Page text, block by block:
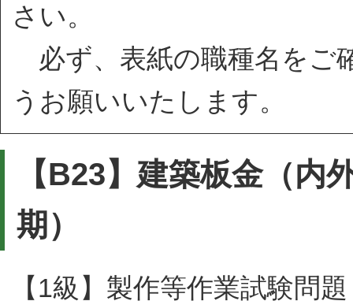
さい。
必ず、表紙の職種名をご
うお願いいたします。
【B23】建築板金（内
期）
【1級】製作等作業試験問題